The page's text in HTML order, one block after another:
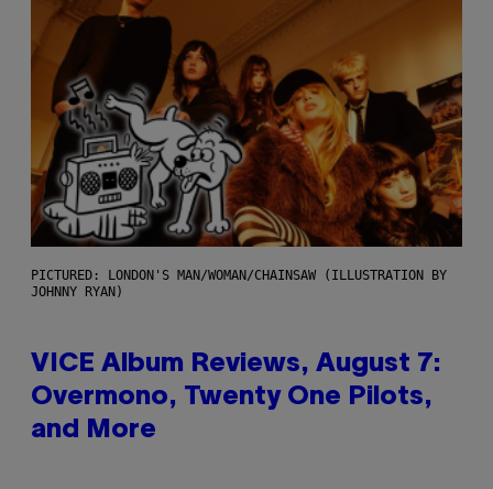
PICTURED: LONDON'S MAN/WOMAN/CHAINSAW (ILLUSTRATION BY
JOHNNY RYAN)
VICE Album Reviews, August 7:
Overmono, Twenty One Pilots,
and More